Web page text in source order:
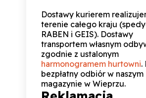
Dostawy kurierem
terenie całego kraju
RABEN i GEIS). Dostawy
transportem własnym
zgodnie z ustalonym
harmonogramem hurtowni.
bezpłatny odbiór w naszym
magazynie w Wieprzu.